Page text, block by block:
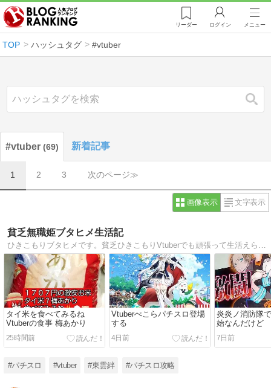
リーダー ログイン メニュー
TOP ハッシュタグ #vtuber
検索
#vtuber 69 新着記事
1 2 3 次のページ≫
画像表示 文字表示
貧乏無職姫ブタヒメ生活記
ひきこもりブタヒメです。貧乏ひきこもりVtuberでも頑張って生活えらいよね!! 日記ブログパチスロと投資します(貧乏原因？)貧乏ブタヒメ王国を国民募集です登録お願いしますわかったか
タイ米を食べてみるね
Vtuberの食事 梅あかり
25時間前
Vtuberぺこらパチスロ登場
する
4日前
炎炎ノ消防隊
始なんだけど
7日前
#パチスロ #vtuber #東雲絆 #パチスロ攻略